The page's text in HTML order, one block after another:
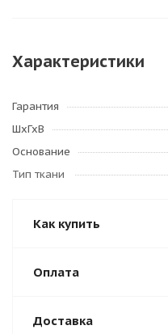
Характеристики
Гарантия
ШхГхВ
Основание
Тип ткани
Как купить
Оплата
Доставка